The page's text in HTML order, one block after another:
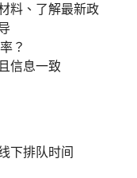
料、了解最新政
？
信息一致
下排队时间